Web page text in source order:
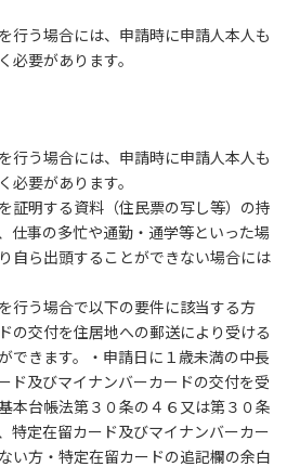
う場合には、申請時に申請人本人も
必要があります。
う場合には、申請時に申請人本人も
必要があります。
証明する資料（住民票の写し等）の持
仕事の多忙や通勤・通学等といった場
自ら出頭することができない場合には
行う場合で以下の要件に該当する方
の交付を住居地への郵送により受ける
できます。・申請日に１歳未満の中長
ド及びマイナンバーカードの交付を受
本台帳法第３０条の４６又は第３０条
特定在留カード及びマイナンバーカー
い方・特定在留カードの追記欄の余白